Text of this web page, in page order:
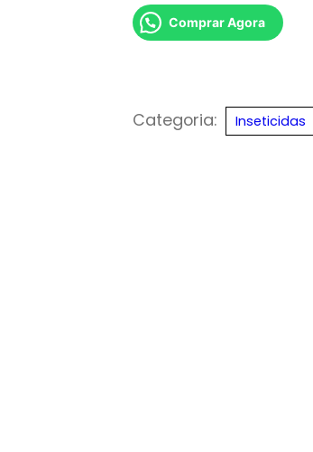
Comprar Agora
Categoria: Inseticidas